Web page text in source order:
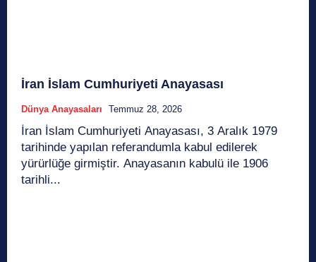
İran İslam Cumhuriyeti Anayasası
Dünya Anayasaları Temmuz 28, 2026
İran İslam Cumhuriyeti Anayasası, 3 Aralık 1979
tarihinde yapılan referandumla kabul edilerek
yürürlüğe girmiştir. Anayasanın kabulü ile 1906
tarihli...